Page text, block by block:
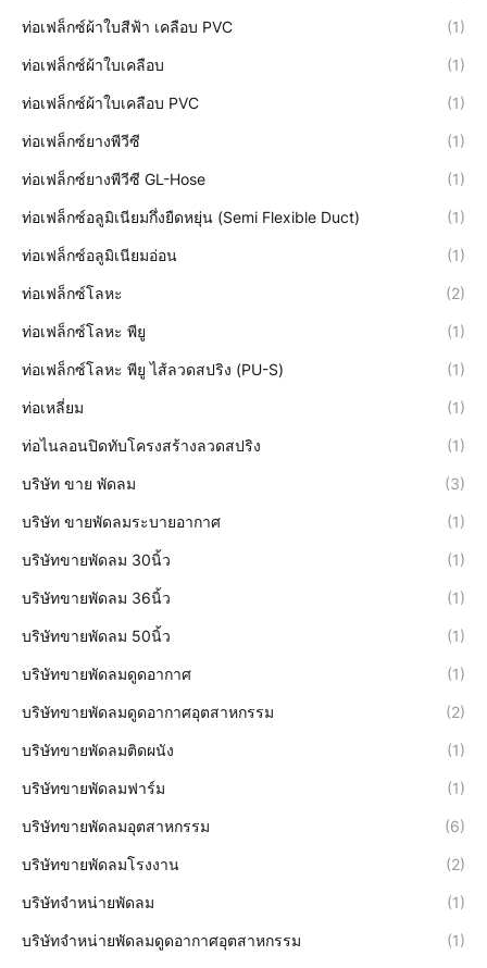
ท่อเฟล็กซ์ผ้าใบสีฟ้า เคลือบ PVC (1)
ท่อเฟล็กซ์ผ้าใบเคลือบ (1)
ท่อเฟล็กซ์ผ้าใบเคลือบ PVC (1)
ท่อเฟล็กซ์ยางพีวีซี (1)
ท่อเฟล็กซ์ยางพีวีซี GL-Hose (1)
ท่อเฟล็กซ์อลูมิเนียมกึ่งยืดหยุ่น (Semi Flexible Duct) (1)
ท่อเฟล็กซ์อลูมิเนียมอ่อน (1)
ท่อเฟล็กซ์โลหะ (2)
ท่อเฟล็กซ์โลหะ พียู (1)
ท่อเฟล็กซ์โลหะ พียู ไส้ลวดสปริง (PU-S) (1)
ท่อเหลี่ยม (1)
ท่อไนลอนปิดทับโครงสร้างลวดสปริง (1)
บริษัท ขาย พัดลม (3)
บริษัท ขายพัดลมระบายอากาศ (1)
บริษัทขายพัดลม 30นิ้ว (1)
บริษัทขายพัดลม 36นิ้ว (1)
บริษัทขายพัดลม 50นิ้ว (1)
บริษัทขายพัดลมดูดอากาศ (1)
บริษัทขายพัดลมดูดอากาศอุตสาหกรรม (2)
บริษัทขายพัดลมติดผนัง (1)
บริษัทขายพัดลมฟาร์ม (1)
บริษัทขายพัดลมอุตสาหกรรม (6)
บริษัทขายพัดลมโรงงาน (2)
บริษัทจำหน่ายพัดลม (1)
บริษัทจำหน่ายพัดลมดูดอากาศอุตสาหกรรม (1)